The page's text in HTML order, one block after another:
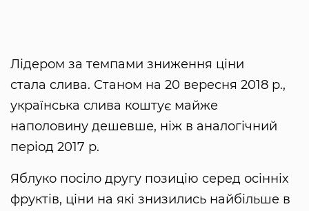
Лідером за темпами зниження ціни
стала слива. Станом на 20 вересня 2018 р.,
українська слива коштує майже
наполовину дешевше, ніж в аналогічний
період 2017 р.
Яблуко посіло другу позицію серед осінніх
фруктів, ціни на які знизились найбільше в